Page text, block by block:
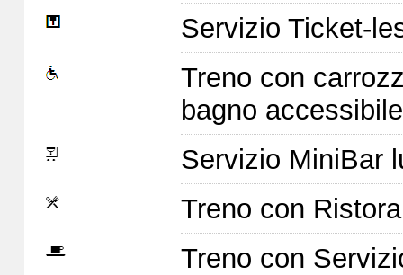
Servizio Ticket-
Treno con
bagno
Servizio MiniBar
Treno con
Treno con